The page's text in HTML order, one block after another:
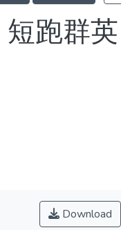
跑群英
Download